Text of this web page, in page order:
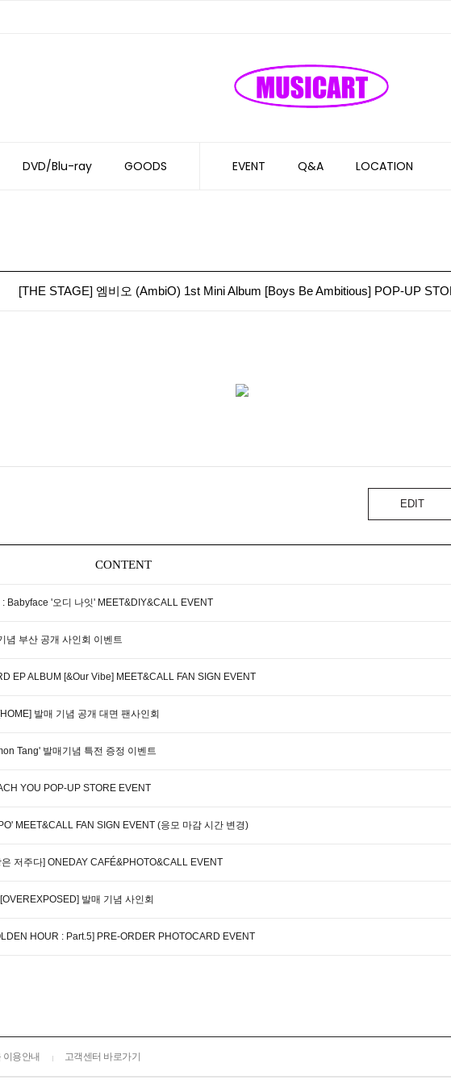
DVD/Blu-ray GOODS EVENT Q&A LOCATION
[THE STAGE] 엠비오 (AmbiO) 1st Mini Album [Boys Be Ambitious] POP-UP
EDIT
CONTENT
Babyface '오디 나잇' MEET&DIY&CALL EVENT
념 부산 공개 사인회 이벤트
EP ALBUM [&Our Vibe] MEET&CALL FAN SIGN EVENT
발매 기념 공개 대면 팬사인회
Tang' 발매기념 특전 증정 이벤트
YOU POP-UP STORE EVENT
MEET&CALL FAN SIGN EVENT (응모 마감 시간 변경)
저주다] ONEDAY CAFÉ&PHOTO&CALL EVENT
발매 기념 사인회
HOUR : Part.5] PRE-ORDER PHOTOCARD EVENT
이용안내 고객센터 바로가기